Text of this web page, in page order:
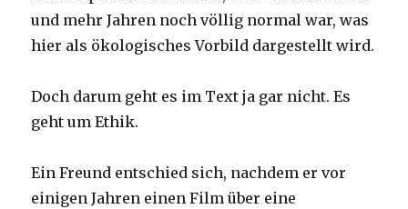
und mehr Jahren noch völlig normal war, was
hier als ökologisches Vorbild dargestellt wird.
Doch darum geht es im Text ja gar nicht. Es
geht um Ethik.
Ein Freund entschied sich, nachdem er vor
einigen Jahren einen Film über eine